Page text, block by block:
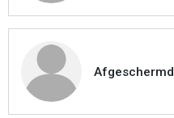
Afgeschermd